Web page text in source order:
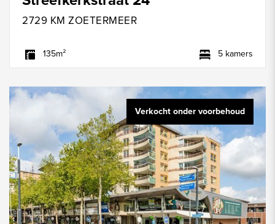
2729 KM ZOETERMEER
135m² 5 kamers
Verkocht onder voorbehoud